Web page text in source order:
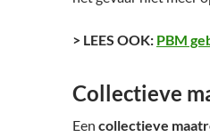
> LEES OOK: PBM
Collectieve
Een collectieve